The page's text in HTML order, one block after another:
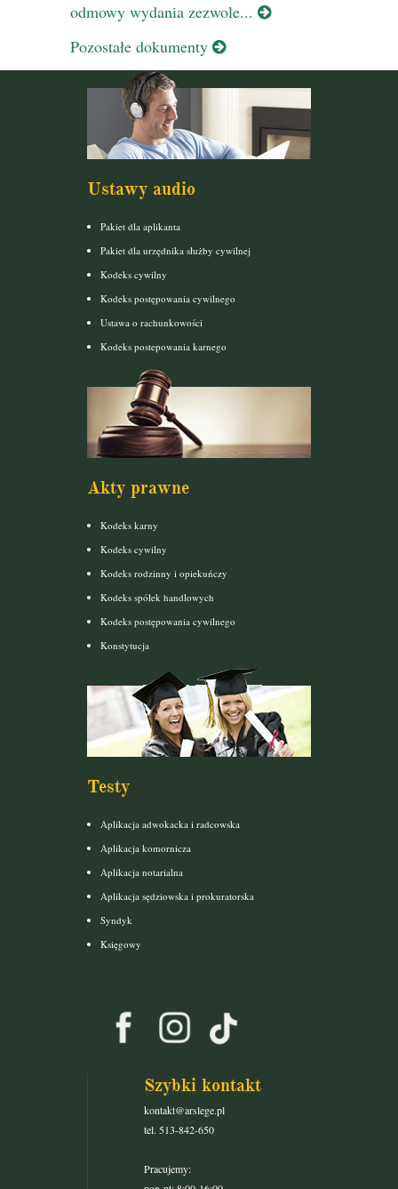
odmowy wydania zezwole...
Pozostałe dokumenty
Ustawy audio
Pakiet dla aplikanta
Pakiet dla urzędnika służby cywilnej
Kodeks cywilny
Kodeks postępowania cywilnego
Ustawa o rachunkowości
Kodeks postepowania karnego
Akty prawne
Kodeks karny
Kodeks cywilny
Kodeks rodzinny i opiekuńczy
Kodeks spółek handlowych
Kodeks postępowania cywilnego
Konstytucja
Testy
Aplikacja adwokacka i radcowska
Aplikacja komornicza
Aplikacja notarialna
Aplikacja sędziowska i prokuratorska
Syndyk
Księgowy
Szybki kontakt
kontakt@arslege.pl
tel. 513-842-650
Pracujemy: